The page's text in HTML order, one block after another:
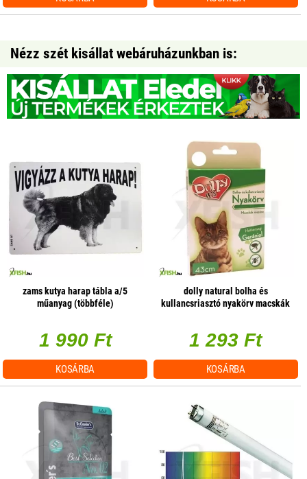
Nézz szét kisállat webáruházunkban is:
zams kutya harap tábla a/5
műanyag (többféle)
1 990 Ft
KOSÁRBA
dolly natural bolha és
kullancsriasztó nyakörv macskák
1 293 Ft
KOSÁRBA